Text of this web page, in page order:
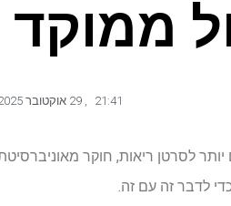
21:41
,
לסרטן ריאות, חוקר
לדבר זה עם זה.